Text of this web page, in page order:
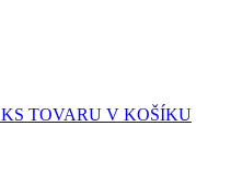
KS TOVARU V KOŠÍKU